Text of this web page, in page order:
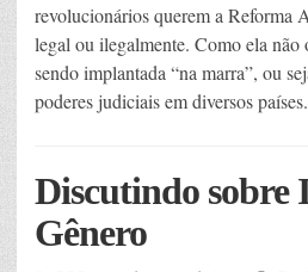
revolucionários querem a Reforma
legal ou ilegalmente. Como ela não
sendo implantada “na marra”, ou
poderes judiciais em diversos
Discutindo sobre
Gênero